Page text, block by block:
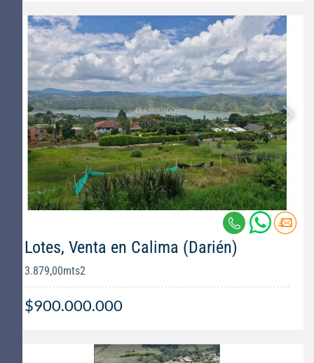
Lotes, Venta en Calima (Darién)
3.879,00mts2
$900.000.000